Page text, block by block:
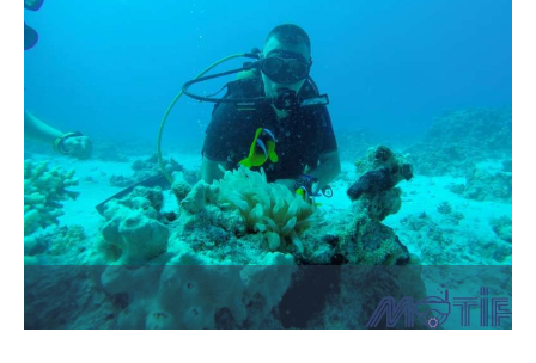
EĞITIMLER –
KURSLAR
ÜCRETLERIMIZ
HAKKIMIZDA
İLETIŞIM